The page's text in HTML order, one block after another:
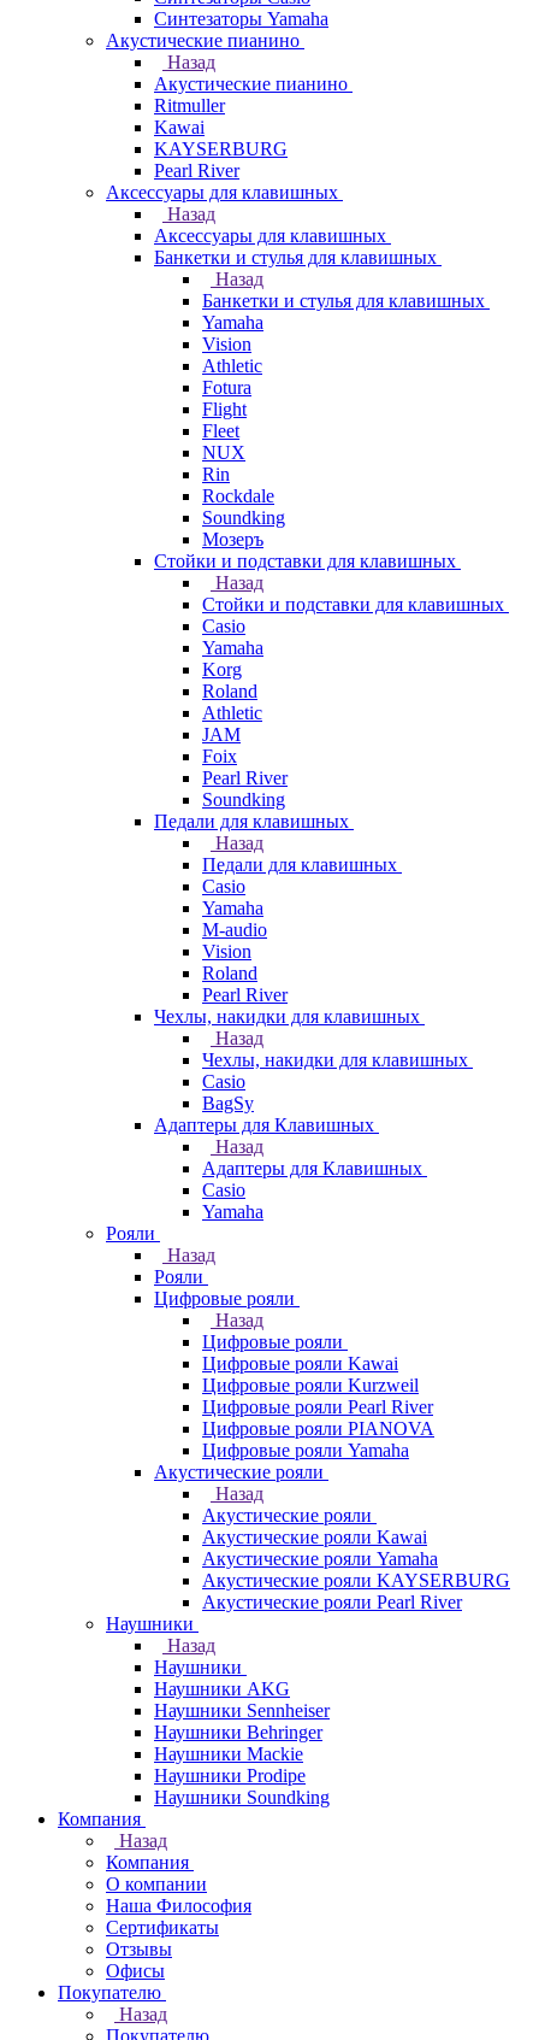
Синтезаторы Yamaha
Акустические пианино
Назад
Акустические пианино
Ritmuller
Kawai
KAYSERBURG
Pearl River
Аксессуары для клавишных
Назад
Аксессуары для клавишных
Банкетки и стулья для клавишных
Назад
Банкетки и стулья для клавишных
Yamaha
Vision
Athletic
Fotura
Flight
Fleet
NUX
Rin
Rockdale
Soundking
Мозеръ
Стойки и подставки для клавишных
Назад
Стойки и подставки для клавишных
Casio
Yamaha
Korg
Roland
Athletic
JAM
Foix
Pearl River
Soundking
Педали для клавишных
Назад
Педали для клавишных
Casio
Yamaha
M-audio
Vision
Roland
Pearl River
Чехлы, накидки для клавишных
Назад
Чехлы, накидки для клавишных
Casio
BagSy
Адаптеры для Клавишных
Назад
Адаптеры для Клавишных
Casio
Yamaha
Рояли
Назад
Рояли
Цифровые рояли
Назад
Цифровые рояли
Цифровые рояли Kawai
Цифровые рояли Kurzweil
Цифровые рояли Pearl River
Цифровые рояли PIANOVA
Цифровые рояли Yamaha
Акустические рояли
Назад
Акустические рояли
Акустические рояли Kawai
Акустические рояли Yamaha
Акустические рояли KAYSERBURG
Акустические рояли Pearl River
Наушники
Назад
Наушники
Наушники AKG
Наушники Sennheiser
Наушники Behringer
Наушники Mackie
Наушники Prodipe
Наушники Soundking
Компания
Назад
Компания
О компании
Наша Философия
Сертификаты
Отзывы
Офисы
Покупателю
Назад
Покупателю